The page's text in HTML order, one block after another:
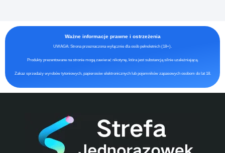
Ważne informacje prawne i ostrzeżenia
UWAGA: Strona przeznaczona wyłącznie dla osób pełnoletnich (18+).
Produkty prezentowane na stronie mogą zawierać nikotynę, która jest substancją silnie uzależniającą.
Zakaz sprzedaży wyrobów tytoniowych, papierosów elektronicznych lub pojemników zapasowych osobom do lat 18.